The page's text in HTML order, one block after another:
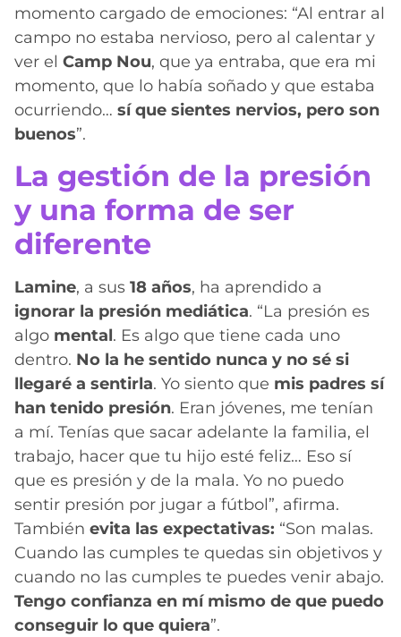
momento cargado de emociones: “Al entrar al
campo no estaba nervioso, pero al calentar y
ver el Camp Nou, que ya entraba, que era mi
momento, que lo había soñado y que estaba
ocurriendo… sí que sientes nervios, pero son
buenos”.
La gestión de la presión
y una forma de ser
diferente
Lamine, a sus 18 años, ha aprendido a
ignorar la presión mediática. “La presión es
algo mental. Es algo que tiene cada uno
dentro. No la he sentido nunca y no sé si
llegaré a sentirla. Yo siento que mis padres sí
han tenido presión. Eran jóvenes, me tenían
a mí. Tenías que sacar adelante la familia, el
trabajo, hacer que tu hijo esté feliz… Eso sí
que es presión y de la mala. Yo no puedo
sentir presión por jugar a fútbol”, afirma.
También evita las expectativas: “Son malas.
Cuando las cumples te quedas sin objetivos y
cuando no las cumples te puedes venir abajo.
Tengo confianza en mí mismo de que puedo
conseguir lo que quiera”.